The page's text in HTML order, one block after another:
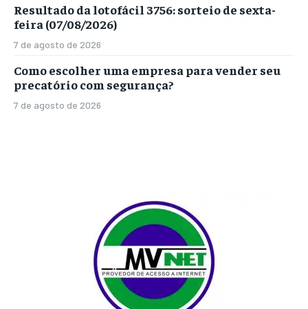
Resultado da lotofácil 3756: sorteio de sexta-
feira (07/08/2026)
7 de agosto de 2026
Como escolher uma empresa para vender seu
precatório com segurança?
7 de agosto de 2026